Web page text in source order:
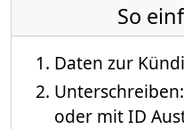
So
Daten zur
oder mit ID